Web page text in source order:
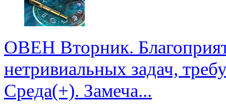
ОВЕН Вторник.
нетривиальных задач,
Среда(+). Замеча...